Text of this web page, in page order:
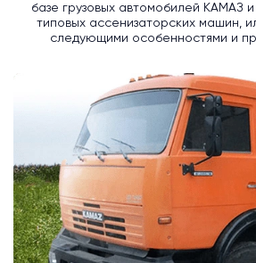
базе грузовых автомобилей КАМАЗ
типовых ассенизаторских машин,
следующими особенностями и